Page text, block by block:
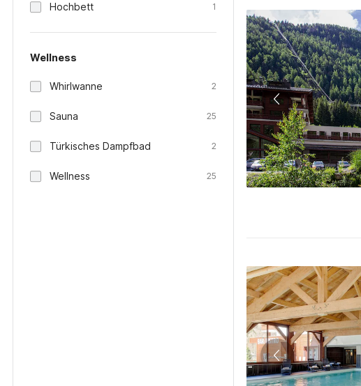
Hochbett 1
Wellness
Whirlwanne 2
Sauna 25
Türkisches Dampfbad 2
Wellness 25